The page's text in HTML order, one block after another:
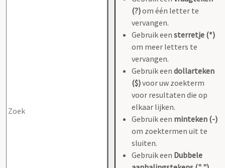
(?)om één letter te
vervangen.
Gebruik een sterretje (*)
om meer letters te
vervangen.
Gebruik een dollarteken
($)voor uw zoekterm
voor resultaten die op
elkaar lijken.
Gebruik een minteken (-)
om zoektermen uit te
sluiten.
Gebruik een Dubbele